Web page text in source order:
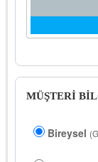
MÜŞTERİ
Bireysel